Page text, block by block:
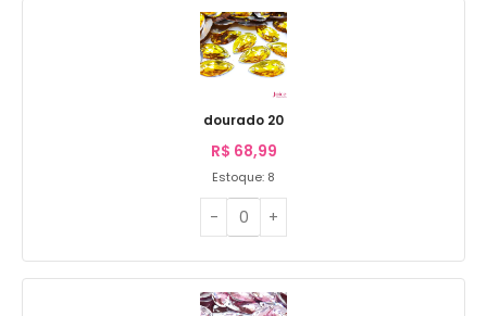
dourado 20
R$ 68,99
Estoque: 8